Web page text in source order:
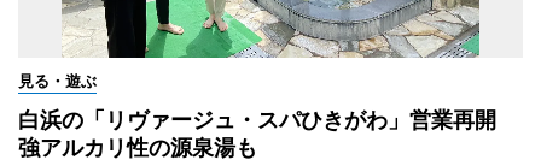
見る・遊ぶ
白浜の「リヴァージュ・スパひきがわ」営業再開
強アルカリ性の源泉湯も